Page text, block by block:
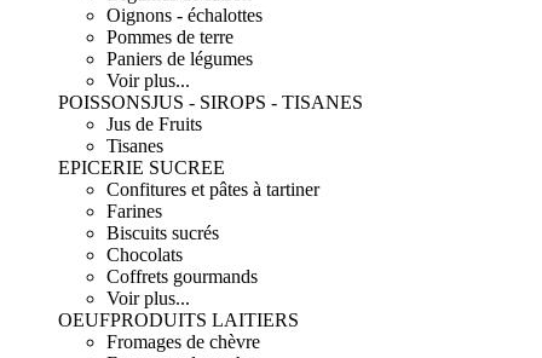
Oignons - échalottes
Pommes de terre
Paniers de légumes
Voir plus...
POISSONSJUS - SIROPS - TISANES
Jus de Fruits
Tisanes
EPICERIE SUCREE
Confitures et pâtes à tartiner
Farines
Biscuits sucrés
Chocolats
Coffrets gourmands
Voir plus...
OEUFPRODUITS LAITIERS
Fromages de chèvre